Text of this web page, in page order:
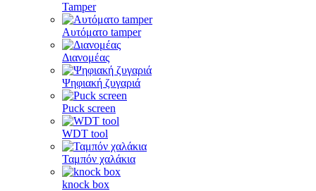
Tamper
Αυτόματο tamper
Διανομέας
Ψηφιακή ζυγαριά
Puck screen
WDT tool
Ταμπόν χαλάκια
knock box